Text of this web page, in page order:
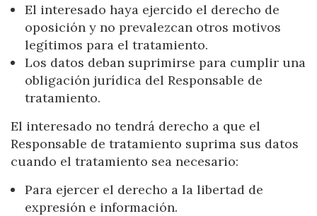
El interesado haya ejercido el derecho de
oposición y no prevalezcan otros motivos
legítimos para el tratamiento.
Los datos deban suprimirse para cumplir una
obligación jurídica del Responsable de
tratamiento.
El interesado no tendrá derecho a que el
Responsable de tratamiento suprima sus datos
cuando el tratamiento sea necesario:
Para ejercer el derecho a la libertad de
expresión e información.